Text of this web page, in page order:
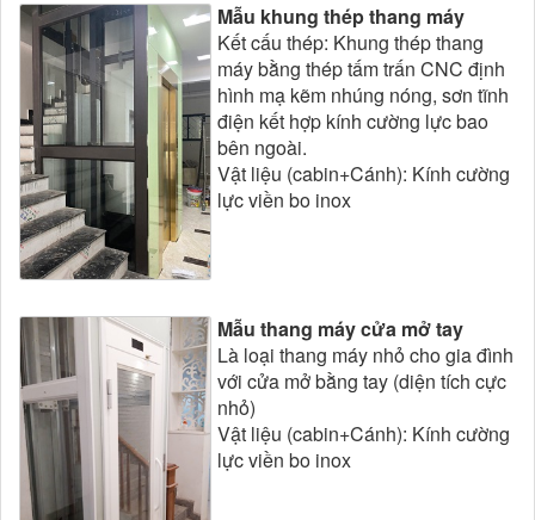
Mẫu khung thép thang máy
Kết cấu thép: Khung thép thang
máy bằng thép tấm trấn CNC định
hình mạ kẽm nhúng nóng, sơn tĩnh
điện kết hợp kính cường lực bao
bên ngoài.
Vật liệu (cabin+Cánh): Kính cường
lực viền bo inox
Mẫu thang máy cửa mở tay
Là loại thang máy nhỏ cho gia đình
với cửa mở bằng tay (diện tích cực
nhỏ)
Vật liệu (cabin+Cánh): Kính cường
lực viền bo inox